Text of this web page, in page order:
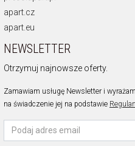
apart.cz
apart.eu
NEWSLETTER
Otrzymuj najnowsze oferty.
Zamawiam usługę Newsletter i
na świadczenie jej na podstawie